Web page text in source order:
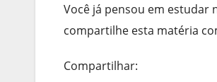
Você já pensou em estudar
compartilhe esta matéria
Compartilhar: